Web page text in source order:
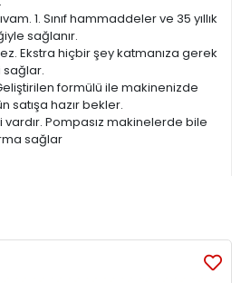
1. Sınıf hammaddeler ve 35 yıllık
sağlanır.
Ekstra hiçbir şey katmanıza gerek
sağlar.
formülü ile makinenizde
satışa hazır bekler.
Pompasız makinelerde bile
sağlar